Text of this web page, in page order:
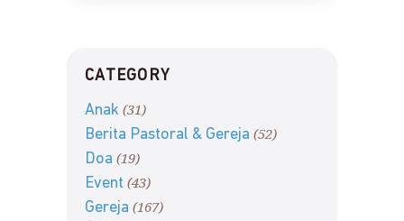
CATEGORY
Anak (31)
Berita Pastoral & Gereja (52)
Doa (19)
Event (43)
Gereja (167)